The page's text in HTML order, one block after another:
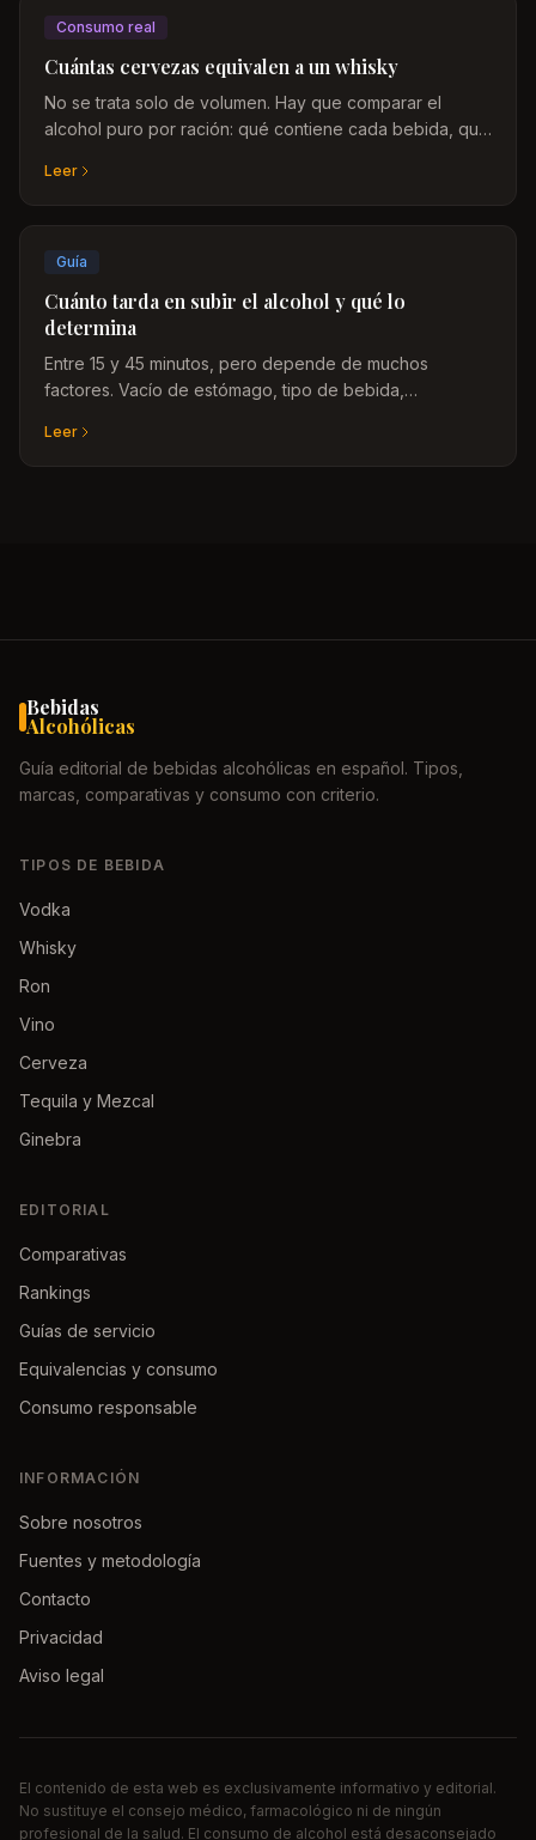
Consumo real
Cuántas cervezas equivalen a un whisky
No se trata solo de volumen. Hay que comparar el
alcohol puro por ración: qué contiene cada bebida, qué
todo.
Leer
Guía
Cuánto tarda en subir el alcohol y qué lo
determina
Entre 15 y 45 minutos, pero depende de muchos
factores. Vacío de estómago, tipo de bebida,
las variables explicadas.
Leer
Bebidas
Alcohólicas
Guía editorial de bebidas alcohólicas en español. Tipos,
marcas, comparativas y consumo con criterio.
TIPOS DE BEBIDA
Vodka
Whisky
Ron
Vino
Cerveza
Tequila y Mezcal
Ginebra
EDITORIAL
Comparativas
Rankings
Guías de servicio
Equivalencias y consumo
Consumo responsable
INFORMACIÓN
Sobre nosotros
Fuentes y metodología
Contacto
Privacidad
Aviso legal
El contenido de esta web es exclusivamente informativo y editorial.
No sustituye el consejo médico, farmacológico ni de ningún
profesional de la salud. El consumo de alcohol está desaconsejado